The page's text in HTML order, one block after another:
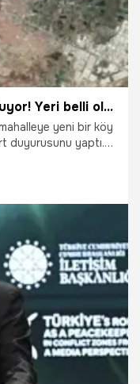
Eskişehir'de yeni bir köy kuruluyor! Yeri belli oldu
yeni bir köy
duyurusunu yaptı.